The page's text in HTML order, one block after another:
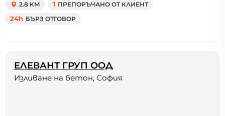
2.8 KM 1 ПРЕПОРЪЧАНО ОТ КЛИЕНТ
24h БЪРЗ ОТГОВОР
ЕЛЕВАНТ ГРУП ООД
Изливане на бетон, София